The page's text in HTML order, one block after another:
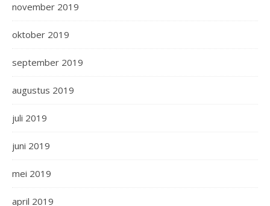
november 2019
oktober 2019
september 2019
augustus 2019
juli 2019
juni 2019
mei 2019
april 2019